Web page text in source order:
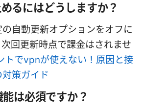
るにはどうしますか？
自動更新オプションをオフに
回更新時点で課金はされませ
トでvpnが使えない！原因と接
策ガイド
は必須ですか？